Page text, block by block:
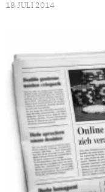
18 JULI 2014